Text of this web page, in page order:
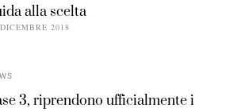
alla scelta
2018
3, riprendono ufficialmente i